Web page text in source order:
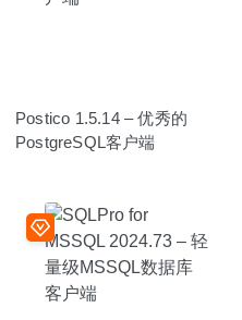
Postico 1.5.14 – 优秀的
PostgreSQL客户端